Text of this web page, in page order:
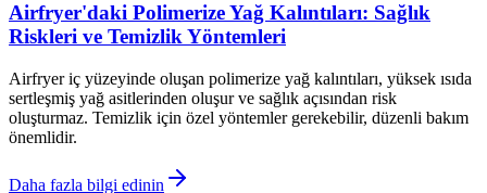
Airfryer'daki Polimerize Yağ Kalıntıları: Sağlık
Riskleri ve Temizlik Yöntemleri
Airfryer iç yüzeyinde oluşan polimerize yağ kalıntıları, yüksek ısıda
sertleşmiş yağ asitlerinden oluşur ve sağlık açısından risk
oluşturmaz. Temizlik için özel yöntemler gerekebilir, düzenli bakım
önemlidir.
Daha fazla bilgi edinin